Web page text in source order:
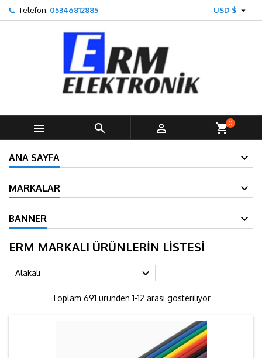
Telefon: 05346812885 USD $ 
   shopping_cart0
ANA SAYFA
MARKALAR
BANNER
ERM MARKALI ÜRÜNLERIN LISTESI
Alakalı 
Toplam 691 üründen 1-12 arası gösteriliyor